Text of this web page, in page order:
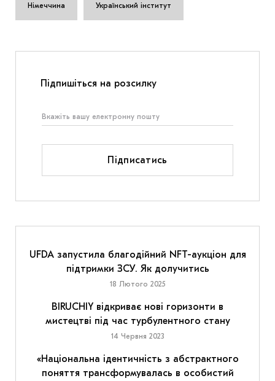
Німеччина Український інститут
Підпишіться на розсилку
Підписатись
UFDA запустила благодійний NFT-аукціон для
підтримки ЗСУ. Як долучитись
18 Лютого 2025
BIRUCHIY відкриває нові горизонти в
мистецтві під час турбулентного стану
14 Червня 2023
«Національна ідентичність з абстрактного
поняття трансформувалась в особистий